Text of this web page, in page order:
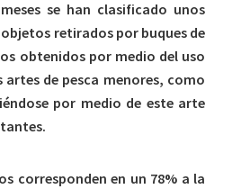
se han clasificado unos
objetos retirados por buques de
obtenidos por medio del uso
artes de pesca menores, como
por medio de este arte
corresponden en un 78% a la